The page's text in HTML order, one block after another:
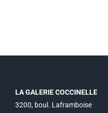
LA GALERIE COCCINELLE
3200, boul. Laframboise